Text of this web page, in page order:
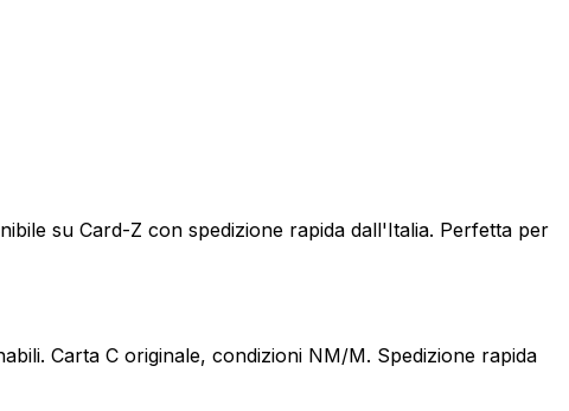
su Card-Z con spedizione rapida dall'Italia. Perfetta per
Carta C originale, condizioni NM/M. Spedizione rapida